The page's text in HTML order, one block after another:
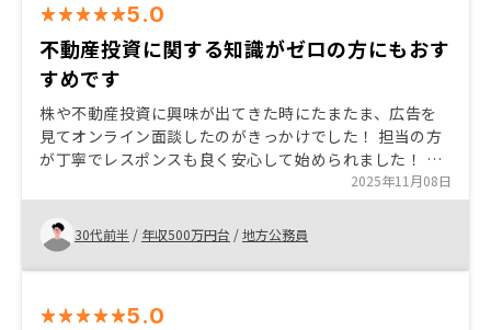
5.0
不動産投資に関する知識がゼロの方にもおす
すめです
株や不動産投資に興味が出てきた時にたまたま、広告を
見てオンライン面談したのがきっかけでした！ 担当の方
が丁寧でレスポンスも良く安心して始められました！ 自
己資金が無くてもローンで始められ、家賃収入でほぼ返
済できるのが、株式投資との大きな違いであり、メリッ
トだと思います！
2025年11月08日
30代前半 / 年収500万円台 /地方公務員
5.0